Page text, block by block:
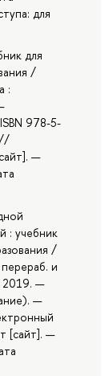
для
для
/
:
978-5-
//
—
: учебник
/
и
2019. —
—
[сайт]. —